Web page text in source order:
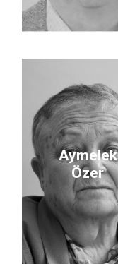
Aymelek
Özer